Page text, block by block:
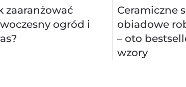
zaaranżować
ogród i
Ceramiczne
obiadowe
– oto
wzory